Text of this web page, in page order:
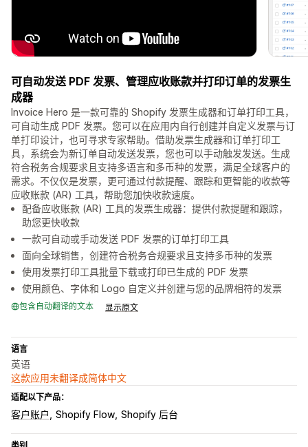
可自动发送 PDF 发票、管理应收账款并打印订单的发票生
成器
Invoice Hero 是一款可靠的 Shopify 发票生成器和订单打印工具，
可自动生成 PDF 发票。您可以在应用内自行创建并自定义发票与订
单打印设计，也可寻求专家帮助。借助发票生成器和订单打印工
具，系统会为新订单自动发送发票，您也可以手动触发发送。生成
符合税务合规要求且支持多语言和多币种的发票，满足全球客户的
需求。不仅仅是发票，更可通过付款提醒、跟踪和更智能的收款等
应收账款 (AR) 工具，帮助您加快收款速度。
配备应收账款 (AR) 工具的发票生成器：提供付款提醒和跟踪，
助您更快收款
一款可自动或手动发送 PDF 发票的订单打印工具
面向全球销售，创建符合税务合规要求且支持多币种的发票
使用发票打印工具批量下载或打印已生成的 PDF 发票
使用颜色、字体和 Logo 自定义并创建与您的品牌相符的发票
包含自动翻译的文本 显示原文
语言
英语
这款应用未翻译成简体中文
适配以下产品：
客户账户 Shopify Flow Shopify 后台